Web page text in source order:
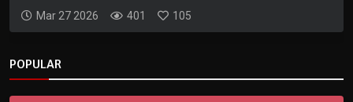
Mar 27 2026 401 105
POPULAR